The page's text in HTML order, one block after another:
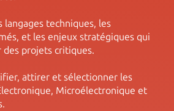
langages techniques, les
et les enjeux stratégiques qui
projets critiques.
attirer et sélectionner les
Microélectronique et